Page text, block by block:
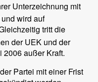
Unterzeichnung mit
wird auf
tritt die
der UEK und der
2006 außer Kraft.
Partei mit einer Frist